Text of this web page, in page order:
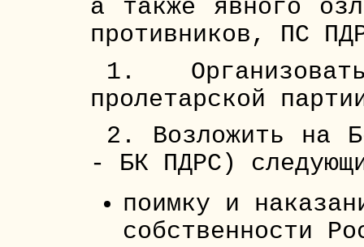
а также явного
противников, ПС
1.
пролетарской
2. Возложить на
- БК ПДРС)
поимку и
собственности